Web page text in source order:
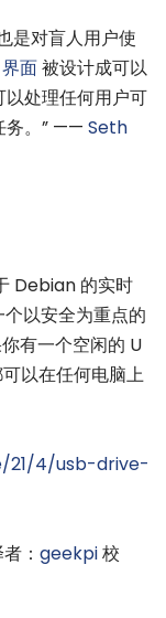
是对盲人用户使
面被设计成可以
处理任何用户可
务。” —— Seth
Debian 的实时
个以安全为重点的
有一个空闲的 U
以在任何电脑上
21/4/usb-drive-
： geekpi校